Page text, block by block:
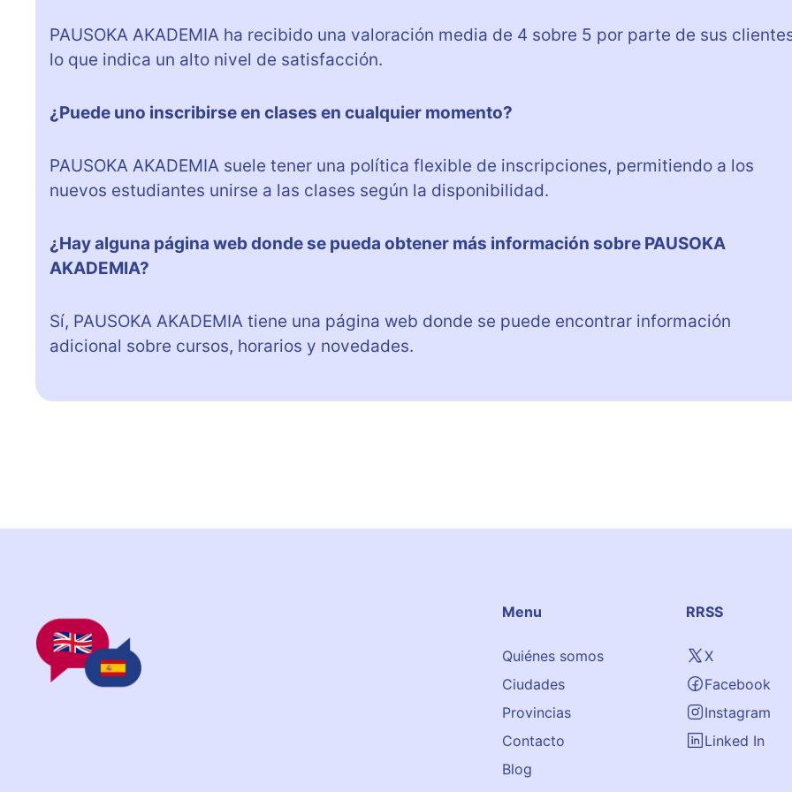
PAUSOKA AKADEMIA ha recibido una valoración media de 4 sobre 5 por parte de sus
lo que indica un alto nivel de satisfacción.
¿Puede uno inscribirse en clases en cualquier momento?
PAUSOKA AKADEMIA suele tener una política flexible de inscripciones, permitiendo a los
nuevos estudiantes unirse a las clases según la disponibilidad.
¿Hay alguna página web donde se pueda obtener más información sobre PAUSOKA
AKADEMIA?
Sí, PAUSOKA AKADEMIA tiene una página web donde se puede encontrar información
adicional sobre cursos, horarios y novedades.
Menu
Quiénes somos
Ciudades
Provincias
Contacto
Blog
RRSS
X
Facebook
Instagram
Linked In